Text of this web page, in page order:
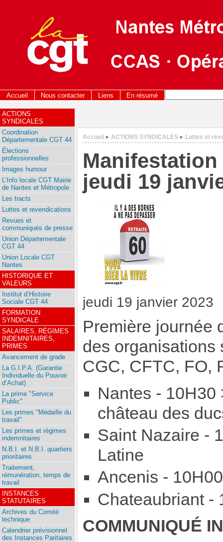
Accueil Nous contacter Liens En résumé
Accueil > ACTIONS SYNDICALES > Luttes et
Manifestation
jeudi 19
jeudi 19 janvier 2023
Première journée
des organisations
CGC, CFTC, FO,
Nantes - 10H30
château des
Saint Nazaire -
Latine
Ancenis -
Chateaubriant -
COMMUNIQUÉ
ACTIONS
SYNDICALES
Coordination
Départementale CGT 44
Élections
professionnelles
Images humour
L’Info locale CGT Mairie
de Nantes et Métropole
Les tracts
Luttes et revendications
Revues et
communiqués de presse
Union Départementale
CGT 44
Union Locale CGT
Nantes
HISTORIQUE ET
VALEURS
Institut d’Histoire
Sociale CGT 44
FORMATION
SYNDICALE
SALAIRES, RÉGIMES
INDEMNITAIRES,
PRIMES
Avancement de grade
La G.I.P.A. (Garantie
Individuelle du Pouvoir
d’Achat)
La prime "Service
Public"
Les primes "Médaille du
travail"
Les primes et régimes
indemnitaires
N.B.I. et N.B.I. quartiers
prioritaires
Traitement,
rémunération, temps de
travail
INSTANCES
STATUTAIRES
Archives du Comité
technique
Calendrier prévisionnel
des Instances Paritaires